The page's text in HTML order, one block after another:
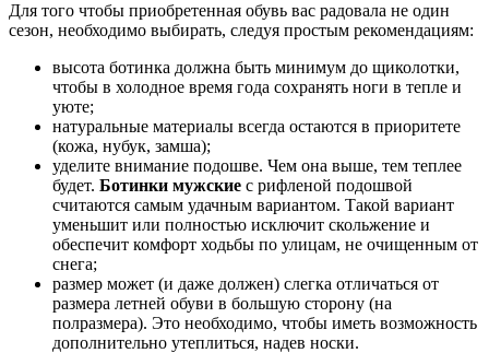
Для того чтобы приобретенная обувь вас радовала не один
сезон, необходимо выбирать, следуя простым рекомендациям:
высота ботинка должна быть минимум до щиколотки,
чтобы в холодное время года сохранять ноги в тепле и
уюте;
натуральные материалы всегда остаются в приоритете
(кожа, нубук, замша);
уделите внимание подошве. Чем она выше, тем теплее
будет. Ботинки мужские с рифленой подошвой
считаются самым удачным вариантом. Такой вариант
уменьшит или полностью исключит скольжение и
обеспечит комфорт ходьбы по улицам, не очищенным от
снега;
размер может (и даже должен) слегка отличаться от
размера летней обуви в большую сторону (на
полразмера). Это необходимо, чтобы иметь возможность
дополнительно утеплиться, надев носки.